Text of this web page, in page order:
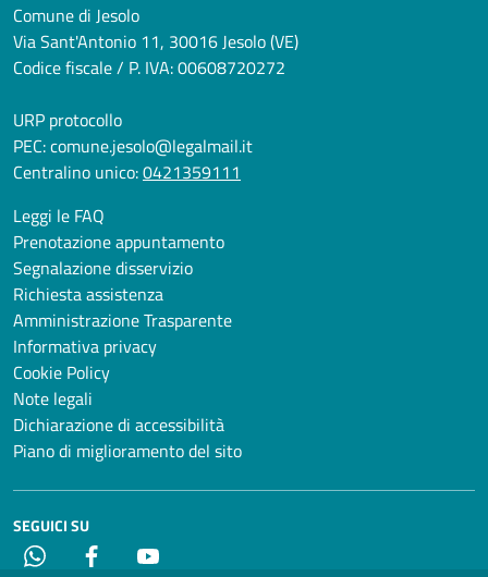
Comune di Jesolo
Via Sant'Antonio 11, 30016 Jesolo (VE)
Codice fiscale / P. IVA: 00608720272
URP protocollo
PEC:comune.jesolo@legalmail.it
Centralino unico:0421359111
Leggi le FAQ
Prenotazione appuntamento
Segnalazione disservizio
Richiesta assistenza
Amministrazione Trasparente
Informativa privacy
Cookie Policy
Note legali
Dichiarazione di accessibilità
Piano di miglioramento del sito
SEGUICI SU
Whatsapp Facebook